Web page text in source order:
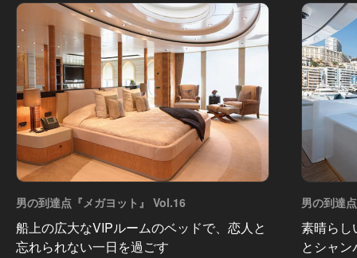
男の到達点『メガヨット』 Vol.16
船上の広大なVIPルームのベッドで、恋人と
忘れられない一日を過ごす
男の到達
素晴らし
とシャ